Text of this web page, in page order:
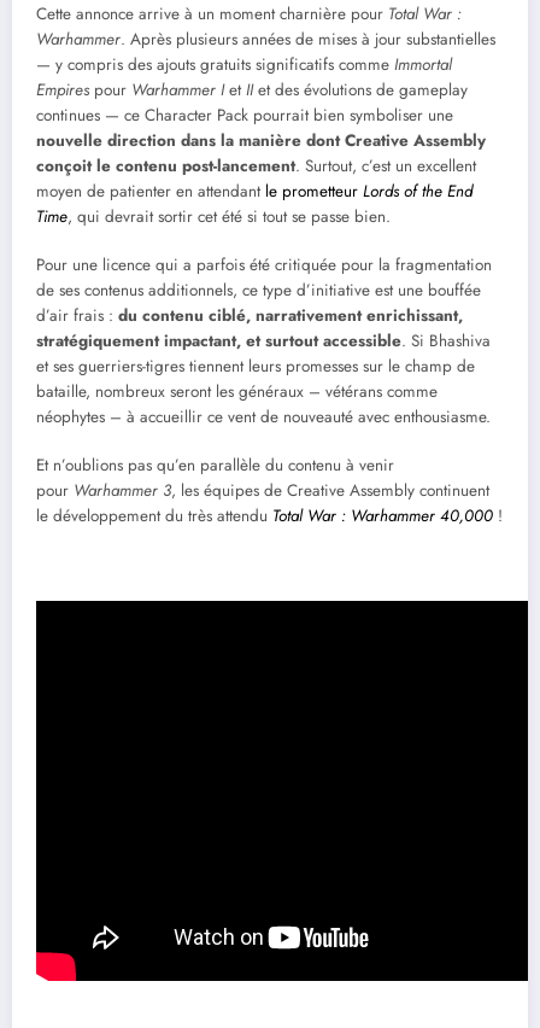
Cette annonce arrive à un moment charnière pour Total War :
Warhammer. Après plusieurs années de mises à jour substantielles
— y compris des ajouts gratuits significatifs comme Immortal
Empires pour Warhammer IetIIet des évolutions de gameplay
continues — ce Character Pack pourrait bien symboliser une
nouvelle direction dans la manière dont Creative Assembly
conçoit le contenu post-lancement. Surtout, c’est un excellent
moyen de patienter en attendant le prometteur Lords of the End
Time, qui devrait sortir cet été si tout se passe bien.
Pour une licence qui a parfois été critiquée pour la fragmentation
de ses contenus additionnels, ce type d’initiative est une bouffée
d’air frais : du contenu ciblé, narrativement enrichissant,
stratégiquement impactant, et surtout accessible. Si Bhashiva
et ses guerriers-tigres tiennent leurs promesses sur le champ de
bataille, nombreux seront les généraux – vétérans comme
néophytes – à accueillir ce vent de nouveauté avec enthousiasme.
Et n’oublions pas qu’en parallèle du contenu à venir
pour Warhammer 3, les équipes de Creative Assembly continuent
le développement du très attendu Total War : Warhammer 40,000 !